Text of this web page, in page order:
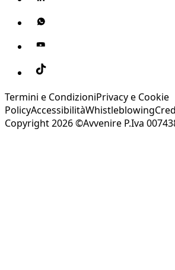
Termini e CondizioniPrivacy e Cookie
PolicyAccessibilitàWhistleblowing
Copyright 2026 ©Avvenire P.Iva